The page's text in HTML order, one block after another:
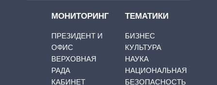
МОНИТОРИНГ
ПРЕЗИДЕНТ И
ОФИС
ВЕРХОВНАЯ
РАДА
КАБИНЕТ
ТЕМАТИКИ
БИЗНЕС
КУЛЬТУРА
НАУКА
НАЦИОНАЛЬНАЯ
БЕЗОПАСНОСТЬ